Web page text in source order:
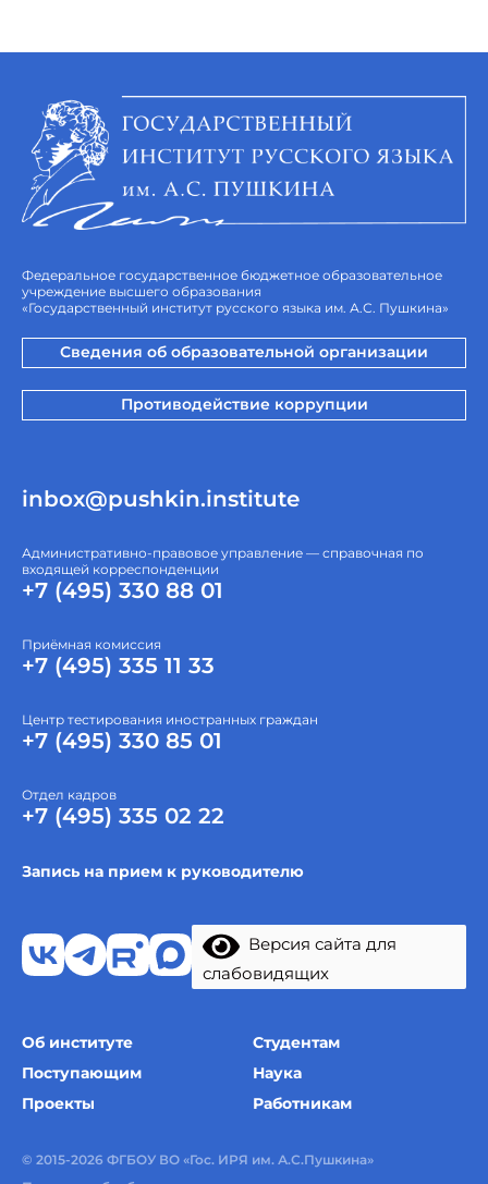
Федеральное государственное бюджетное образовательное
учреждение высшего образования
«Государственный институт русского языка им. А.С. Пушкина»
Сведения об образовательной организации
Противодействие коррупции
inbox@pushkin.institute
Административно-правовое управление — справочная по
входящей корреспонденции
+7 (495) 330 88 01
Приёмная комиссия
+7 (495) 335 11 33
Центр тестирования иностранных граждан
+7 (495) 330 85 01
Отдел кадров
+7 (495) 335 02 22
Запись на прием к руководителю
Версия сайта для
слабовидящих
Об институте
Студентам
Поступающим
Наука
Проекты
Работникам
© 2015-2026 ФГБОУ ВО «Гос. ИРЯ им. А.С.Пушкина»